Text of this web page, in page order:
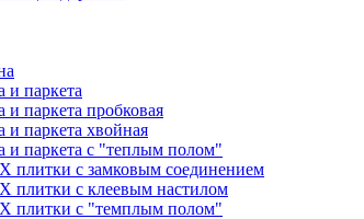
и паркета
и паркета пробковая
и паркета хвойная
и паркета с "теплым полом"
плитки с замковым соединением
плитки с клеевым настилом
плитки с "темплым полом"